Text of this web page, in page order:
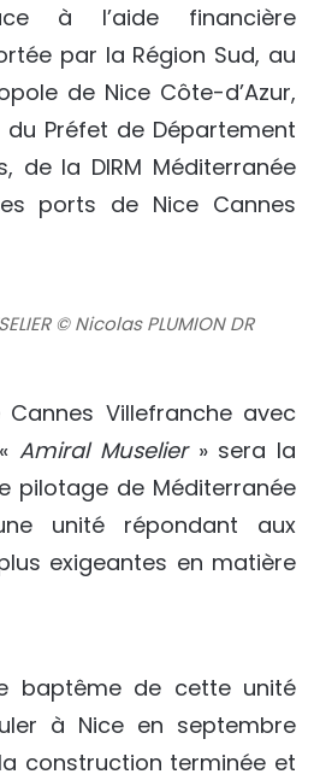
à l’aide financière
par la Région Sud, au
de Nice Côte-d’Azur,
Préfet de Département
de la DIRM Méditerranée
ports de Nice Cannes
© Nicolas PLUMION DR
Villefranche avec
Amiral Muselier» sera la
pilotage de Méditerranée
unité répondant aux
exigeantes en matière
baptême de cette unité
à Nice en septembre
construction terminée et